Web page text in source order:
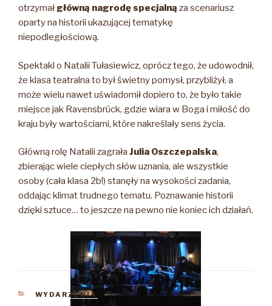
otrzymałgłówną nagrodę specjalną za scenariusz
oparty na historii ukazującej tematykę
niepodległościową.
Spektakl o Natalii Tułasiewicz, oprócz tego, że udowodnił,
że klasa teatralna to był świetny pomysł, przybliżył, a
może wielu nawet uświadomił dopiero to, że było takie
miejsce jak Ravensbrück, gdzie wiara w Boga i miłość do
kraju były wartościami, które nakreślały sens życia.
Główną rolę Natalii zagrała Julia Oszczepalska,
zbierając wiele ciepłych słów uznania, ale wszystkie
osoby (cała klasa 2b!) stanęły na wysokości zadania,
oddając klimat trudnego tematu. Poznawanie historii
dzięki sztuce… to jeszcze na pewno nie koniec ich działań.
KATEGORIE
WYDARZENIA